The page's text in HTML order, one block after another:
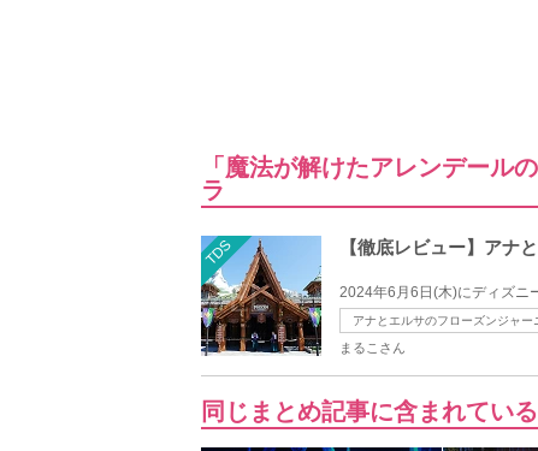
「魔法が解けたアレンデール
ラ
TDS 【徹底レビュー】アナ
2024年6月6日(木)にディズニ
アナとエルサのフローズンジャー
まるこさん
同じまとめ記事に含まれてい